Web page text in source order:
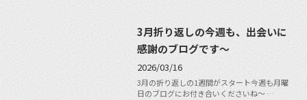
3月折り返しの今週も、出会いに
感謝のブログです〜
2026/03/16
3月の折り返しの1週間がスタート今週も月曜
日のブログにお付き合いくださいね〜 …